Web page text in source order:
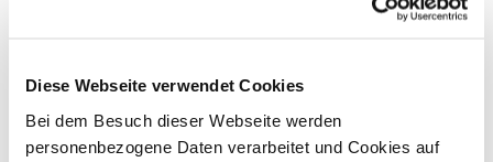
Diese Webseite verwendet Cookies
Bei dem Besuch dieser Webseite werden
personenbezogene Daten verarbeitet und Cookies auf
Interessenten sowie die Recruitingmöglichkeiten mit
interessante Möglichkeiten, mit der Zielgruppe in
Austausch zu treten. Doch das sparen wir uns gerne
für ein persönliches Gespräch mit Ihnen auf ;-)